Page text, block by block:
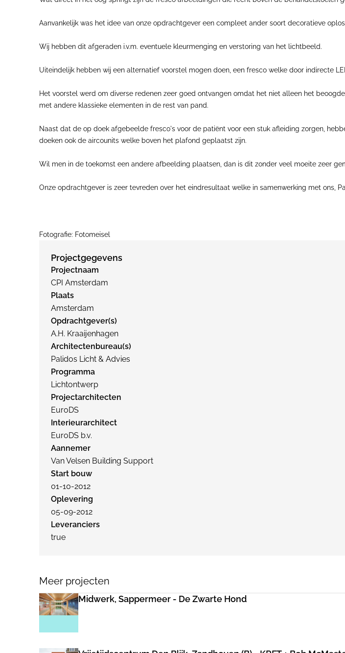
Aanvankelijk was het idee van onze opdrachtgever een compleet ander soort decoratieve
Wij hebben dit afgeraden i.v.m. eventuele kleurmenging en verstoring van het lichtbeeld.
Uiteindelijk hebben wij een alternatief voorstel mogen doen, een fresco welke door indirecte
Het voorstel werd om diverse redenen zeer goed ontvangen omdat het niet alleen het
met andere klassieke elementen in de rest van pand.
Naast dat de op doek afgebeelde fresco's voor de patiënt voor een stuk afleiding zorgen,
doeken ook de aircounits welke boven het plafond geplaatst zijn.
Wil men in de toekomst een andere afbeelding plaatsen, dan is dit zonder veel moeite zeer
Onze opdrachtgever is zeer tevreden over het eindresultaat welke in samenwerking met ons,
Fotografie: Fotomeisel
Projectgegevens
Projectnaam
CPI Amsterdam
Plaats
Amsterdam
Opdrachtgever(s)
A.H. Kraaijenhagen
Architectenbureau(s)
Palidos Licht & Advies
Programma
Lichtontwerp
Projectarchitecten
EuroDS
Interieurarchitect
EuroDS b.v.
Aannemer
Van Velsen Building Support
Start bouw
01-10-2012
Oplevering
05-09-2012
Leveranciers
true
Meer projecten
Midwerk, Sappermeer - De Zwarte Hond